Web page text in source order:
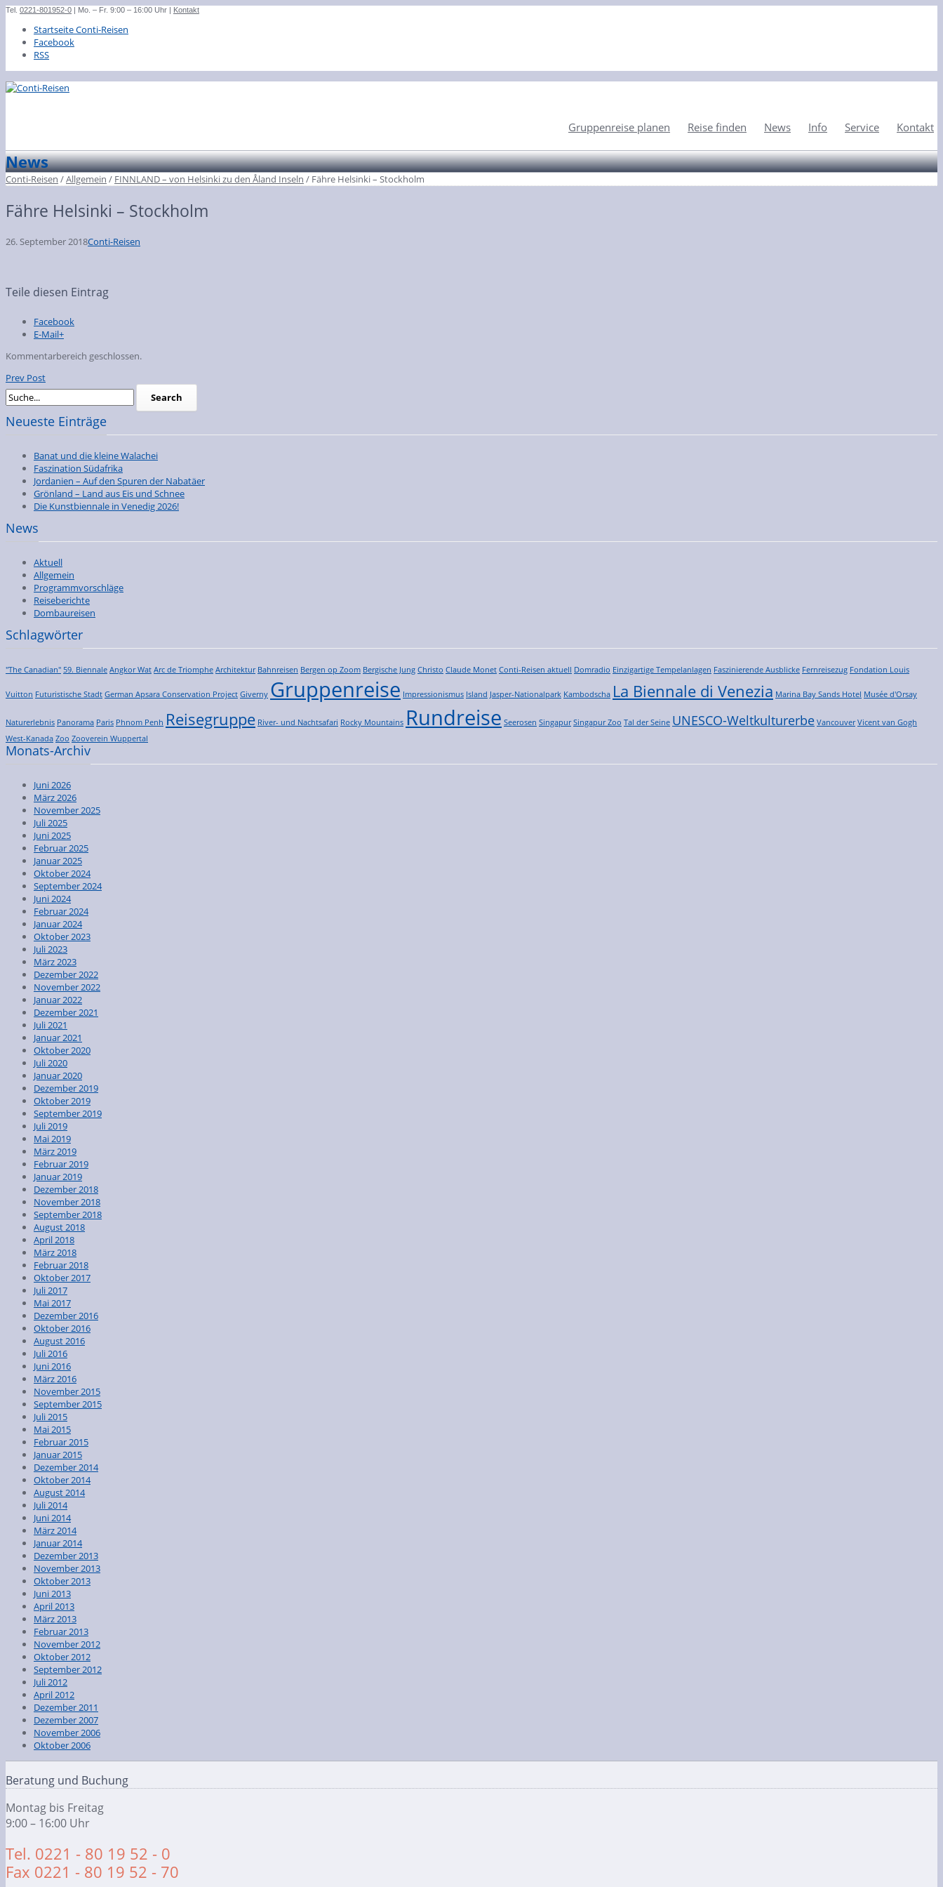
Tel. 0221-801952-0 | Mo. – Fr. 9:00 – 16:00 Uhr | Kontakt
Startseite Conti-Reisen
Facebook
RSS
Gruppenreise planen Reise finden News Info Service Kontakt
News
Conti-Reisen /Allgemein / FINNLAND – von Helsinki zu den Åland Inseln / Fähre Helsinki – Stockholm
Fähre Helsinki – Stockholm
26. September 2018Conti-Reisen
Teile diesen Eintrag
Facebook
E-Mail+
Kommentarbereich geschlossen.
Prev Post
Neueste Einträge
Banat und die kleine Walachei
Faszination Südafrika
Jordanien – Auf den Spuren der Nabatäer
Grönland – Land aus Eis und Schnee
Die Kunstbiennale in Venedig 2026!
News
Aktuell
Allgemein
Programmvorschläge
Reiseberichte
Dombaureisen
Schlagwörter
"The Canadian" 59. Biennale Angkor Wat Arc de Triomphe Architektur Bahnreisen Bergen op Zoom Bergische Jung Christo Claude Monet Conti-Reisen aktuell Domradio Einzigartige Tempelanlagen Faszinierende Ausblicke Fernreisezug Fondation Louis
Vuitton Futuristische Stadt German Apsara Conservation Project Giverny Gruppenreise Impressionismus Island Jasper-Nationalpark Kambodscha La Biennale di Venezia Marina Bay Sands Hotel Musée d'Orsay
Naturerlebnis Panorama Paris Phnom Penh Reisegruppe River- und Nachtsafari Rocky Mountains Rundreise Seerosen Singapur Singapur Zoo Tal der Seine UNESCO-Weltkulturerbe Vancouver Vicent van Gogh
West-Kanada Zoo Zooverein Wuppertal
Monats-Archiv
Juni 2026
März 2026
November 2025
Juli 2025
Juni 2025
Februar 2025
Januar 2025
Oktober 2024
September 2024
Juni 2024
Februar 2024
Januar 2024
Oktober 2023
Juli 2023
März 2023
Dezember 2022
November 2022
Januar 2022
Dezember 2021
Juli 2021
Januar 2021
Oktober 2020
Juli 2020
Januar 2020
Dezember 2019
Oktober 2019
September 2019
Juli 2019
Mai 2019
März 2019
Februar 2019
Januar 2019
Dezember 2018
November 2018
September 2018
August 2018
April 2018
März 2018
Februar 2018
Oktober 2017
Juli 2017
Mai 2017
Dezember 2016
Oktober 2016
August 2016
Juli 2016
Juni 2016
März 2016
November 2015
September 2015
Juli 2015
Mai 2015
Februar 2015
Januar 2015
Dezember 2014
Oktober 2014
August 2014
Juli 2014
Juni 2014
März 2014
Januar 2014
Dezember 2013
November 2013
Oktober 2013
Juni 2013
April 2013
März 2013
Februar 2013
November 2012
Oktober 2012
September 2012
Juli 2012
April 2012
Dezember 2011
Dezember 2007
November 2006
Oktober 2006
Beratung und Buchung
Montag bis Freitag
9:00 – 16:00 Uhr
Tel. 0221 - 80 19 52 - 0
Fax 0221 - 80 19 52 - 70